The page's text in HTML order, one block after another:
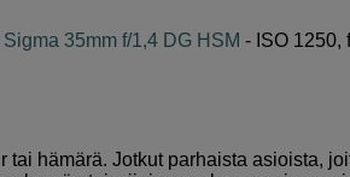
Sigma 35mm f/1,4 DG HSM - ISO 1250,
hämärä. Jotkut parhaista asioista,